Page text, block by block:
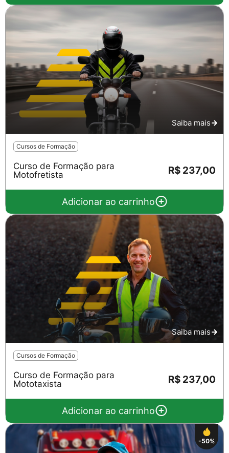
Saiba mais
Cursos de Formação
Curso de Formação para
Motofretista
R$ 237,00
Adicionar ao carrinho
Saiba mais
Cursos de Formação
Curso de Formação para
Mototaxista
R$ 237,00
Adicionar ao carrinho
-50%